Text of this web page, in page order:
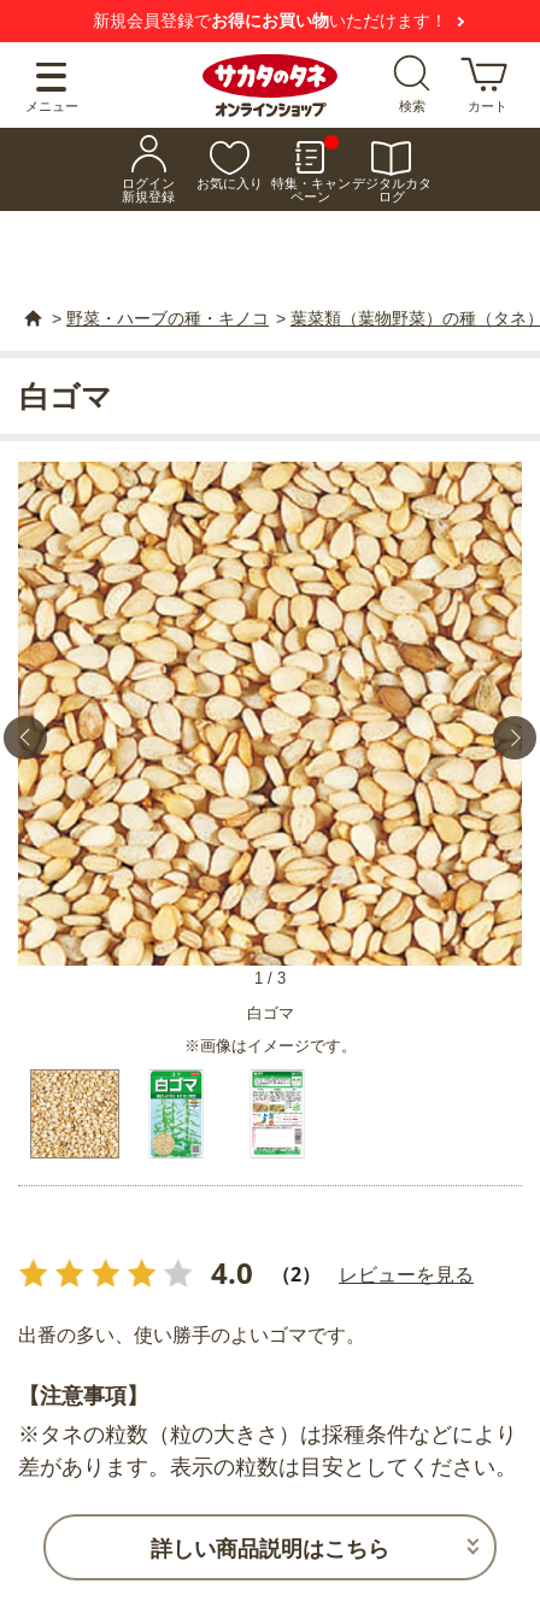
新規会員登録でお得にお買い物いただけます！
メニュー 検索 カート
ログイン
新規登録
お気に入り
特集・キャン
ペーン
デジタルカタ
ログ
> 野菜・ハーブの種・キノコ > 葉菜類（葉物野菜）の種（タネ
白ゴマ
※画像はイメージです。
1 / 3
白ゴマ
4.0 （2） レビューを見る
出番の多い、使い勝手のよいゴマです。
【注意事項】
※タネの粒数（粒の大きさ）は採種条件などにより
差があります。表示の粒数は目安としてください。
詳しい商品説明はこちら